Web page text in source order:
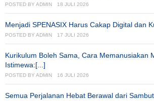
POSTED BY ADMIN 18 JULI 2026
Menjadi SPENASIX Harus Cakap Digital dan
POSTED BY ADMIN 17 JULI 2026
Kurikulum Boleh Sama, Cara Memanusiakan
Istimewa:[...]
POSTED BY ADMIN 16 JULI 2026
Semua Perjalanan Hebat Berawal dari